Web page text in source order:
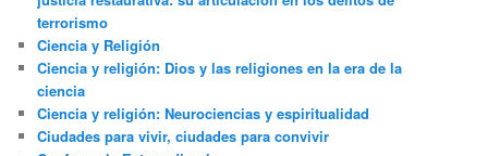
terrorismo
Ciencia y Religión
Ciencia y religión: Dios y las religiones en la era de la
ciencia
Ciencia y religión: Neurociencias y espiritualidad
Ciudades para vivir, ciudades para convivir